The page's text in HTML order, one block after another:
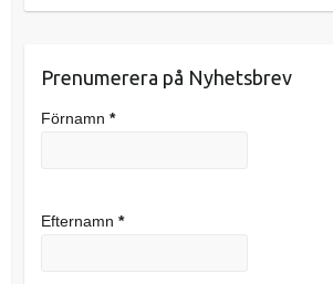
Prenumerera på Nyhetsbrev
Förnamn *
Efternamn *